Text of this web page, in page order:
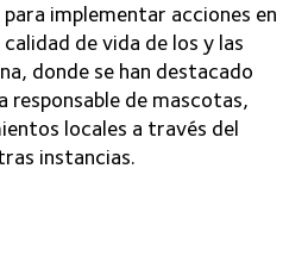
implementar acciones en
de vida de los y las
donde se han destacado
responsable de mascotas,
locales a través del
instancias.